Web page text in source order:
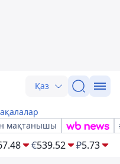
Қаз
мақтанышы
€539.52 ₽5.73